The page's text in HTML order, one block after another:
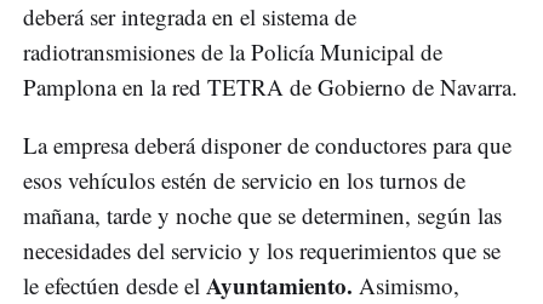
deberá ser integrada en el sistema de
radiotransmisiones de la Policía Municipal de
Pamplona en la red TETRA de Gobierno de Navarra.
La empresa deberá disponer de conductores para que
esos vehículos estén de servicio en los turnos de
mañana, tarde y noche que se determinen, según las
necesidades del servicio y los requerimientos que se
le efectúen desde el Ayuntamiento. Asimismo,